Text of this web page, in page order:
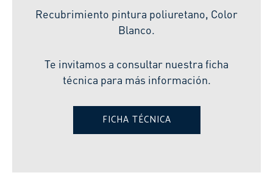
Recubrimiento pintura poliuretano, Color
Blanco.
Te invitamos a consultar nuestra ficha
técnica para más información.
FICHA TÉCNICA